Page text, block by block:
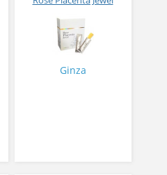
в желе № 30
Ginza